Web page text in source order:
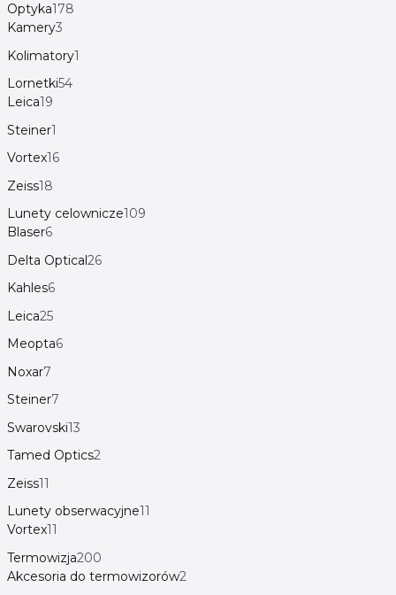
Optyka178
Kamery3
Kolimatory1
Lornetki54
Leica19
Steiner1
Vortex16
Zeiss18
Lunety celownicze109
Blaser6
Delta Optical26
Kahles6
Leica25
Meopta6
Noxar7
Steiner7
Swarovski13
Tamed Optics2
Zeiss11
Lunety obserwacyjne11
Vortex11
Termowizja200
Akcesoria do termowizorów2